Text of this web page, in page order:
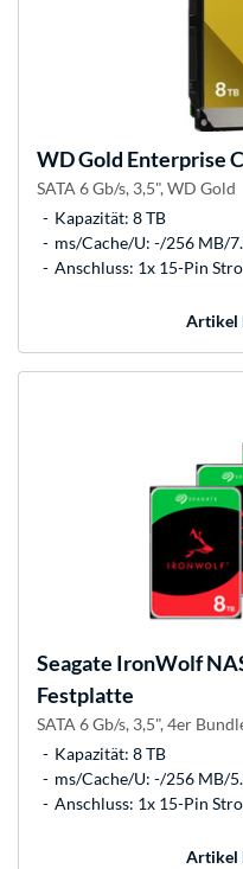
WDGold Enterprise
SATA 6 Gb/s, 3,5", WD Gold
Kapazität: 8 TB
ms/Cache/U: -/256 MB/
Anschluss: 1x 15-Pin
Artikel
Seagate IronWolf
Festplatte
SATA 6 Gb/s, 3,5", 4er
Kapazität: 8 TB
ms/Cache/U: -/256 MB/
Anschluss: 1x 15-Pin
Artikel